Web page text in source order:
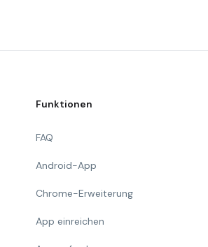
Funktionen
FAQ
Android-App
Chrome-Erweiterung
App einreichen